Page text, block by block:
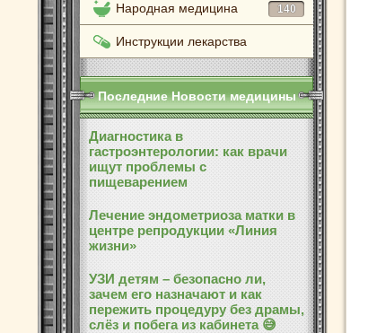
Народная медицина 140
Инструкции лекарства
Последние Новости медицины
Диагностика в
гастроэнтерологии: как врачи
ищут проблемы с
пищеварением
Лечение эндометриоза матки в
центре репродукции «Линия
жизни»
УЗИ детям – безопасно ли,
зачем его назначают и как
пережить процедуру без драмы,
слёз и побега из кабинета 😅